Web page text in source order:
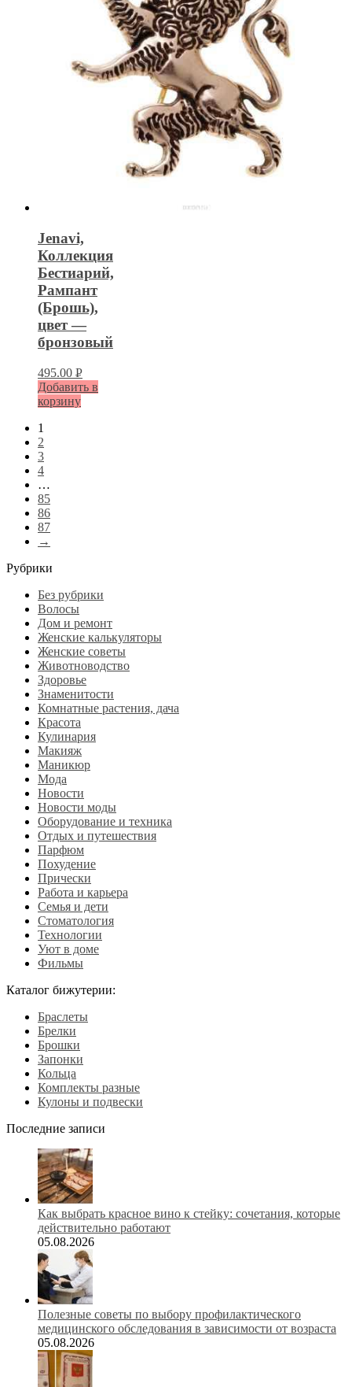
Jenavi,
Коллекция
Бестиарий,
Рампант
(Брошь),
цвет —
бронзовый
495.00 Р
УБ.
Добавить в
корзину
1
2
3
4
…
85
86
87
→
Рубрики
Без рубрики
Волосы
Дом и ремонт
Женские калькуляторы
Женские советы
Животноводство
Здоровье
Знаменитости
Комнатные растения, дача
Красота
Кулинария
Макияж
Маникюр
Мода
Новости
Новости моды
Оборудование и техника
Отдых и путешествия
Парфюм
Похудение
Прически
Работа и карьера
Семья и дети
Стоматология
Технологии
Уют в доме
Фильмы
Каталог бижутерии:
Браслеты
Брелки
Брошки
Запонки
Кольца
Комплекты разные
Кулоны и подвески
Последние записи
Как выбрать красное вино к стейку: сочетания, которые
действительно работают
05.08.2026
Полезные советы по выбору профилактического
медицинского обследования в зависимости от возраста
05.08.2026